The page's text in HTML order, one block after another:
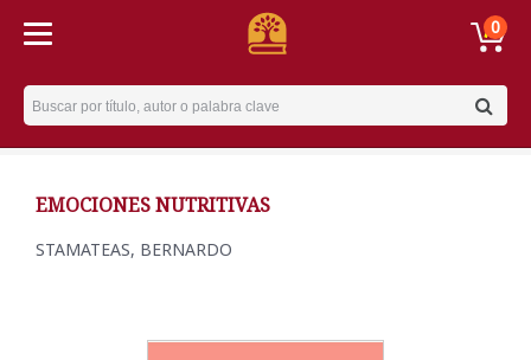
0
Username
EMOCIONES NUTRITIVAS
STAMATEAS, BERNARDO